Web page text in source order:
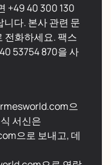
+49 40 300 130
다. 본사 관련 문
전화하세요. 팩스
53754 870을 사
으
서신은
으로 보내고, 데